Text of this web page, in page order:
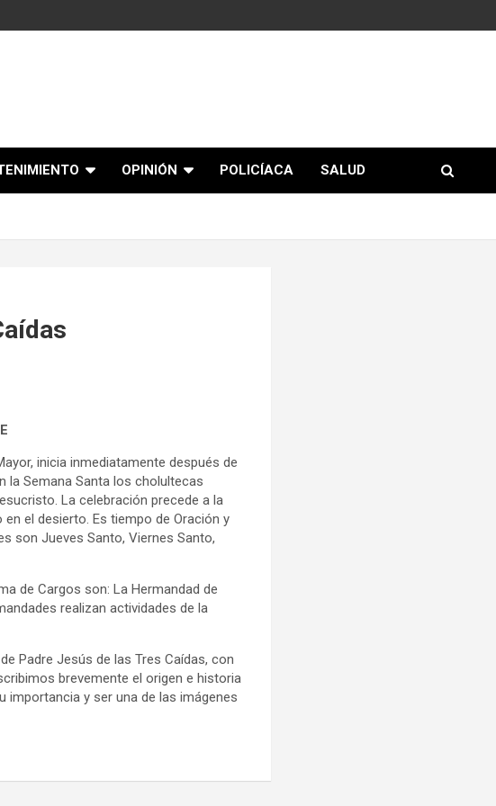
OPINIÓN POLICÍACA SALUD
inicia inmediatamente después de
la Semana Santa los cholultecas
La celebración precede a la
el desierto. Es tiempo de Oración y
son Jueves Santo, Viernes Santo,
de Cargos son: La Hermandad de
realizan actividades de la
Padre Jesús de las Tres Caídas, con
brevemente el origen e historia
importancia y ser una de las imágenes